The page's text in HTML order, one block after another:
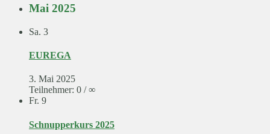
Mai 2025
Sa. 3
EUREGA
3. Mai 2025
Teilnehmer: 0 / ∞
Fr. 9
Schnupperkurs 2025